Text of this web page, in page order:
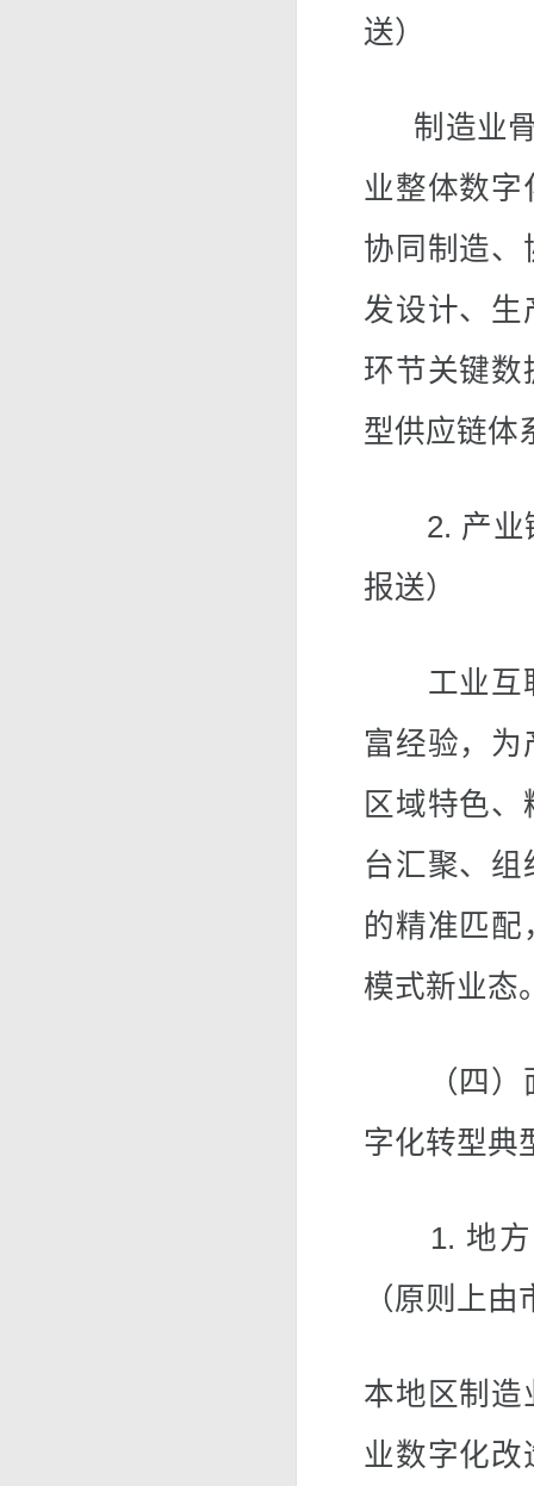
送）
制造业骨
业整体数
协同制造、
发设计、生
环节关键数
型供应链体
2. 产业链
报送）
工业互联
富经验，
区域特色
台汇聚、
的精准匹
模式新业态
（四）面
字化转型典
1. 地方
（原则上
本地区制造
业数字化